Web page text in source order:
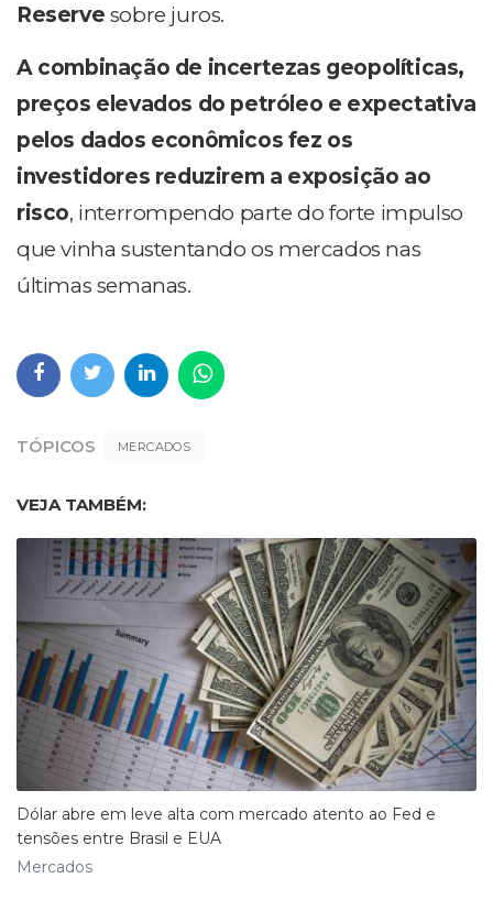
Reserve sobre juros.
A combinação de incertezas geopolíticas,
preços elevados do petróleo e expectativa
pelos dados econômicos fez os
investidores reduzirem a exposição ao
risco, interrompendo parte do forte impulso
que vinha sustentando os mercados nas
últimas semanas.
TÓPICOS MERCADOS
VEJA TAMBÉM:
Dólar abre em leve alta com mercado atento ao Fed e
tensões entre Brasil e EUA
Mercados